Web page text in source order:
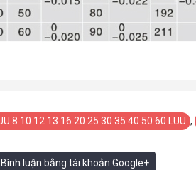
8 10 12 13 16 20 25 30 35 40 50 60 LUU ,
Bình luận bằng tài khoản Google+